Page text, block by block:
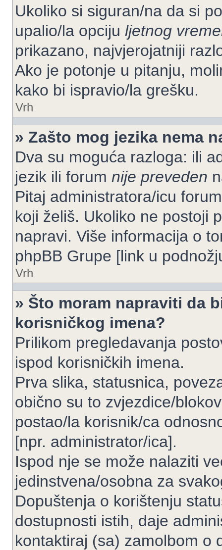
Ukoliko si siguran/na da si
upalio/la opciju ljetnog
prikazano, najvjerojatniji
Ako je potonje u pitanju,
kako bi ispravio/la grešku.
Vrh
» Zašto mog jezika nema
Dva su moguća razloga: ili
jezik ili forum nije preveden
Pitaj administratora/icu
koji želiš. Ukoliko ne postoji
napravi. Više informacija o
phpBB Grupe [link u
Vrh
» Što moram napraviti da
korisničkog imena?
Prilikom pregledavanja
ispod korisničkih imena.
Prva slika, statusnica,
obično su to zvjezdice/
postao/la korisnik/ca
[npr. administrator/ica].
Ispod nje se može nalaziti
jedinstvena/osobna za
Dopuštenja o korištenju
dostupnosti istih, daje
kontaktiraj (sa) zamolbom o